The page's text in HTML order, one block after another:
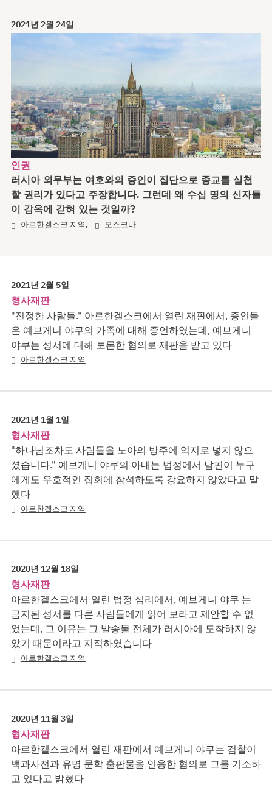
2021년 2월 24일
인권
러시아 외무부는 여호와의 증인이 집단으로 종교를 실천
할 권리가 있다고 주장합니다. 그런데 왜 수십 명의 신자들
이 감옥에 갇혀 있는 것일까?
아르한겔스크 지역, 모스크바
2021년 2월 5일
형사재판
"진정한 사람들." 아르한겔스크에서 열린 재판에서, 증인들
은 예브게니 야쿠의 가족에 대해 증언하였는데, 예브게니
야쿠는 성서에 대해 토론한 혐의로 재판을 받고 있다
아르한겔스크 지역
2021년 1월 1일
형사재판
"하나님조차도 사람들을 노아의 방주에 억지로 넣지 않으
셨습니다." 예브게니 야쿠의 아내는 법정에서 남편이 누구
에게도 우호적인 집회에 참석하도록 강요하지 않았다고 말
했다
아르한겔스크 지역
2020년 12월 18일
형사재판
아르한겔스크에서 열린 법정 심리에서, 예브게니 야쿠 는
금지된 성서를 다른 사람들에게 읽어 보라고 제안할 수 없
었는데, 그 이유는 그 발송물 전체가 러시아에 도착하지 않
았기 때문이라고 지적하였습니다
아르한겔스크 지역
2020년 11월 3일
형사재판
아르한겔스크에서 열린 재판에서 예브게니 야쿠는 검찰이
백과사전과 유명 문학 출판물을 인용한 혐의로 그를 기소하
고 있다고 밝혔다